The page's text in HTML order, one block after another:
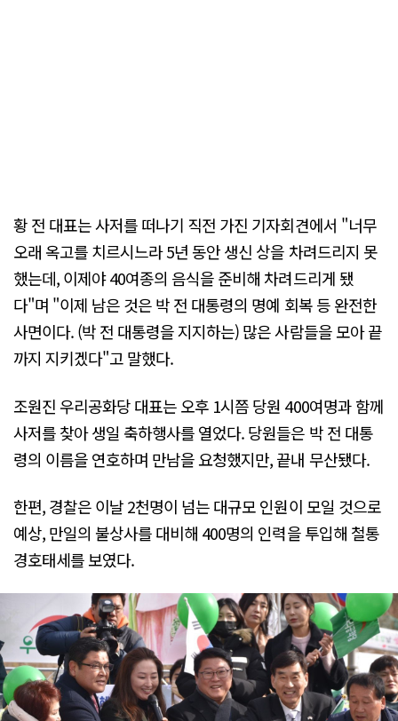
황 전 대표는 사저를 떠나기 직전 가진 기자회견에서 "너무
오래 옥고를 치르시느라 5년 동안 생신 상을 차려드리지 못
했는데, 이제야 40여종의 음식을 준비해 차려드리게 됐
다"며 "이제 남은 것은 박 전 대통령의 명예 회복 등 완전한
사면이다. (박 전 대통령을 지지하는) 많은 사람들을 모아 끝
까지 지키겠다"고 말했다.
조원진 우리공화당 대표는 오후 1시쯤 당원 400여명과 함께
사저를 찾아 생일 축하행사를 열었다. 당원들은 박 전 대통
령의 이름을 연호하며 만남을 요청했지만, 끝내 무산됐다.
한편, 경찰은 이날 2천명이 넘는 대규모 인원이 모일 것으로
예상, 만일의 불상사를 대비해 400명의 인력을 투입해 철통
경호태세를 보였다.